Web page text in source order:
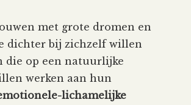
met grote dromen en
dichter bij zichzelf willen
die op een natuurlijke
werken aan hun
lichamelijke